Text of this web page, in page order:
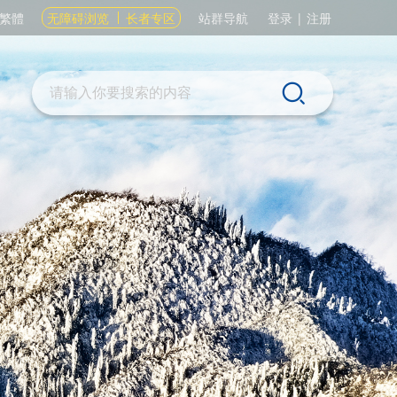
繁體 无障碍浏览 长者专区 站群导航 登录 | 注册